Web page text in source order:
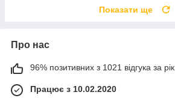
Показати ще
Про нас
96% позитивних з 1021 відгука за рік
Працює з 10.02.2020